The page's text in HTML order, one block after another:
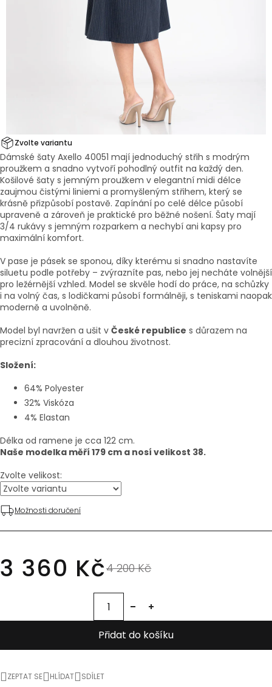
4 200 Kč
3 360 Kč
Zvolte variantu
Zvolte velikost:
Možnosti doručení
Přidat do košíku
Dámské šaty Axello 40051 mají jednoduchý střih s modrým
proužkem a snadno vytvoří pohodlný outfit na každý den.
Košilové šaty s jemným proužkem v elegantní midi délce
zaujmou čistými liniemi a promyšleným střihem, který se
krásně přizpůsobí postavě. Zapínání po celé délce působí
upraveně a zároveň je praktické pro běžné nošení. Šaty mají
3/4 rukávy s jemným rozparkem a nechybí ani kapsy pro
maximální komfort.
V pase je pásek se sponou, díky kterému si snadno nastavíte
siluetu podle potřeby – zvýrazníte pas, nebo jej necháte volnější
pro ležérnější vzhled. Model se skvěle hodí do práce, na schůzky
i na volný čas, s lodičkami působí formálněji, s teniskami naopak
moderně a uvolněně.
Model byl navržen a ušit v České republice s důrazem na
precizní zpracování a dlouhou životnost.
Složení:
64% Polyester
32% Viskóza
4% Elastan
Délka od ramene je cca 122 cm.
Naše modelka měří 179 cm a nosí velikost 38.
ZEPTAT SE HLÍDAT SDÍLET